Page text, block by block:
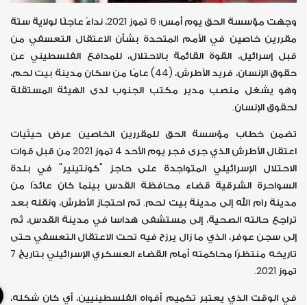
وجهت مؤسسة الحق يوم أمس؛ 6 تموز 2021، نداءً عاجلًا لولاية ستة
مقررين خاصين في الأمم المتحدة بشأن الاعتقال التعسفي من
قبل إسرائيل، القوة القائمة بالاحتلال، للمدافع الفلسطيني عن
حقوق الإنسان، فريد الأطرش، (44) عامًا من سكان مدينة بيت لحم،
وهو يشغل منصب مدير مكتب الجنوب لدى الهيئة المستقلة
لحقوق الإنسان.
تضمن خطاب مؤسسة الحق للمقررين الخاصين عرض حيثيات
اعتقال الأطرش الذي جرى فجر يوم الأحد 4 تموز 2021 من قبل قوات
الاحتلال الإسرائيلي المتواجدة على حاجز "كونتينير" في بلدة
السواحرة الشرقية قضاء محافظة القدس بينما كان عائدًا من
مدينة رام الله إلى مدينة بيت لحم. تم احتجاز الأطرش، ونقله بعد
تراجع حالته الصحية، إلى مستشفى هداسا في مدينة القدس، ثم
إلى سجن عوفر، الذي ما زال يرزح فيه تحت الاعتقال التعسفي حتى
تاريخه منتظرًا محاكمته أمام القضاء العسكري الإسرائيلي بتاريخ 7
تموز 2021.
في الوقت الذي يعتبر تكميم أفواه الفلسطينيين، أي كان شكله،